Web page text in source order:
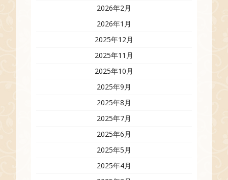
2026年2月
2026年1月
2025年12月
2025年11月
2025年10月
2025年9月
2025年8月
2025年7月
2025年6月
2025年5月
2025年4月